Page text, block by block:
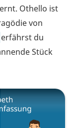
Othello ist
von
erfährst du
Stück